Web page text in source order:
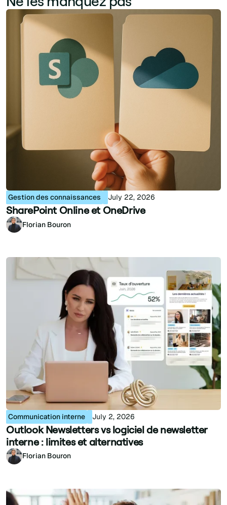
Gestion des connaissances July 22, 2026
SharePoint Online et OneDrive
Florian Bouron
Communication interne July 2, 2026
Outlook Newsletters vs logiciel de newsletter
interne : limites et alternatives
Florian Bouron